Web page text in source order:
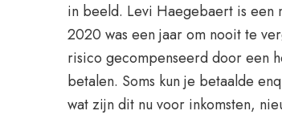
in beeld. Levi Haegebaert is
2020 was een jaar om nooit te
risico gecompenseerd door een
betalen. Soms kun je betaalde
wat zijn dit nu voor inkomsten,